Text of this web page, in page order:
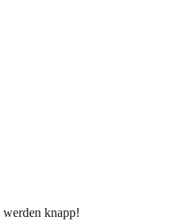
werden knapp!